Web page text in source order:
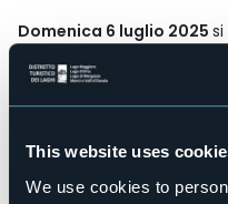
This website uses
We use cookies to
Domenica 6 luglio 2025
Camminata non
Programma
Ore 8:30 ritrovo nei
Lusentino.
Apertura iscrizioni con